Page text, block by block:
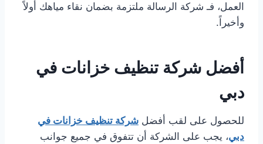
العمل، فـ شركة الرسالة ملتزمة بضمان نقاء مياهك أولاً
وأخيراً.
أفضل شركة تنظيف خزانات في
دبي
للحصول على لقب أفضل شركة تنظيف خزانات في
دبي، يجب على الشركة أن تتفوق في جميع جوانب